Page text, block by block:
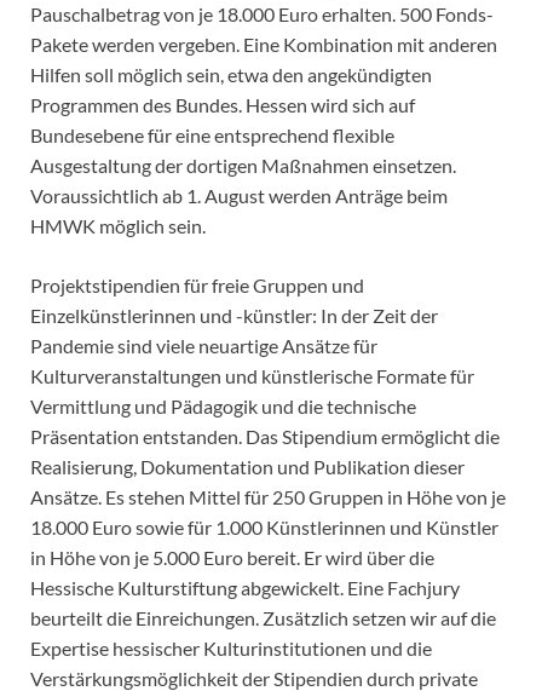
Pauschalbetrag von je 18.000 Euro erhalten. 500 Fonds-
Pakete werden vergeben. Eine Kombination mit anderen
Hilfen soll möglich sein, etwa den angekündigten
Programmen des Bundes. Hessen wird sich auf
Bundesebene für eine entsprechend flexible
Ausgestaltung der dortigen Maßnahmen einsetzen.
Voraussichtlich ab 1. August werden Anträge beim
HMWK möglich sein.
Projektstipendien für freie Gruppen und
Einzelkünstlerinnen und -künstler: In der Zeit der
Pandemie sind viele neuartige Ansätze für
Kulturveranstaltungen und künstlerische Formate für
Vermittlung und Pädagogik und die technische
Präsentation entstanden. Das Stipendium ermöglicht die
Realisierung, Dokumentation und Publikation dieser
Ansätze. Es stehen Mittel für 250 Gruppen in Höhe von je
18.000 Euro sowie für 1.000 Künstlerinnen und Künstler
in Höhe von je 5.000 Euro bereit. Er wird über die
Hessische Kulturstiftung abgewickelt. Eine Fachjury
beurteilt die Einreichungen. Zusätzlich setzen wir auf die
Expertise hessischer Kulturinstitutionen und die
Verstärkungsmöglichkeit der Stipendien durch private